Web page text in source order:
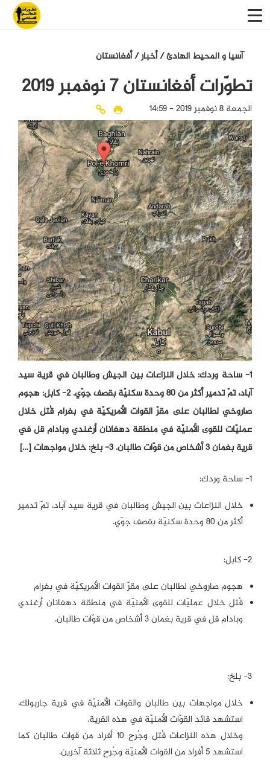
آسيا و المحيط الهادئ/أخبار/أفغانستان
تطوّرات أفغانستان ٧ نوفمبر ٢٠١٩
الجمعة 8 نوفمبر 2019 - 14:59
۱- ساحة وردك: خلال النزاعات بين الجيش وطالبان في قرية سيد
آباد، تمّ تدمير أكثر من ٨٠ وحدة سكنيّة بقصف جوّي. ٢- كابل: هجوم
صاروخي لطالبان على مقرّ القوات الأمريكيّة في بغرام قُتل خلال
عمليّات للقوى الأمنيّة في منطقة دهغانان أرغندي وبادام قل في
قرية بغمان ٣ أشخاص من قوّات طالبان. ٣- بلخ: خلال مواجهات […]
۱- ساحة وردك:
خلال النزاعات بين الجيش وطالبان في قرية سيد آباد، تمّ تدمير
أكثر من ٨٠ وحدة سكنيّة بقصف جوّي.
٢- كابل:
هجوم صاروخي لطالبان على مقرّ القوات الأمريكيّة في بغرام
قُتل خلال عمليّات للقوى الأمنيّة في منطقة دهغانان أرغندي
وبادام قل في قرية بغمان ٣ أشخاص من قوّات طالبان.
٣- بلخ:
خلال مواجهات بين طالبان والقوات الأمنيّة في قرية جاربولك،
استشهد قائد القوّات الأمنيّة في هذه القرية.
وخلال هذه النزاعات قُتل وجُرح ١٠ أفراد من قوات طالبان كما
استشهد ٥ أفراد من القوات الأمنيّة وجُرح ثلاثة آخرين.